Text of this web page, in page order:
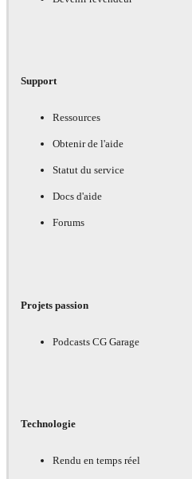
Support
Ressources
Obtenir de l'aide
Statut du service
Docs d'aide
Forums
Projets passion
Podcasts CG Garage
Technologie
Rendu en temps réel